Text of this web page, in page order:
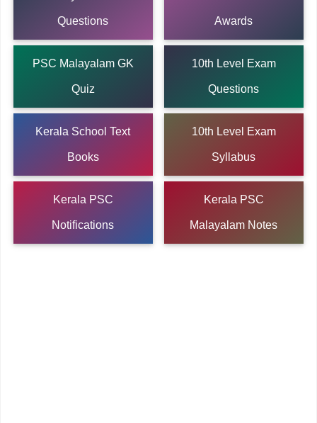
Questions Awards
PSC Malayalam GK
Quiz
10th Level Exam
Questions
Kerala School Text
Books
10th Level Exam
Syllabus
Kerala PSC
Notifications
Kerala PSC
Malayalam Notes